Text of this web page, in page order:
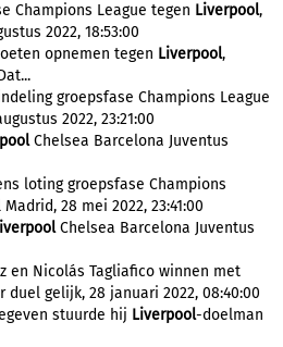
Champions League tegen Liverpool,
2022, 18:53:00
opnemen tegen Liverpool,
groepsfase Champions League
2022, 23:21:00
Chelsea Barcelona Juventus
loting groepsfase Champions
28 mei 2022, 23:41:00
Chelsea Barcelona Juventus
en Nicolás Tagliafico winnen met
duel gelijk, 28 januari 2022, 08:40:00
stuurde hij Liverpool-doelman